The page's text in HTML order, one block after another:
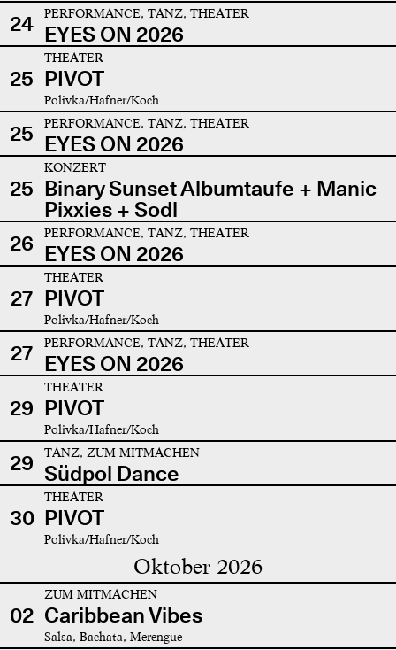
24 PERFORMANCE, TANZ, THEATER
EYES ON 2026
25
THEATER
PIVOT
Polivka/Hafner/Koch
25 PERFORMANCE, TANZ, THEATER
EYES ON 2026
25
KONZERT
Binary Sunset Albumtaufe + Manic
Pixxies + Sodl
26
PERFORMANCE, TANZ, THEATER
EYES ON 2026
27
THEATER
PIVOT
Polivka/Hafner/Koch
27 PERFORMANCE, TANZ, THEATER
EYES ON 2026
29
THEATER
PIVOT
Polivka/Hafner/Koch
29 TANZ, ZUM MITMACHEN
Südpol Dance
30
THEATER
PIVOT
Polivka/Hafner/Koch
Oktober 2026
02
ZUM MITMACHEN
Caribbean Vibes
Salsa, Bachata, Merengue